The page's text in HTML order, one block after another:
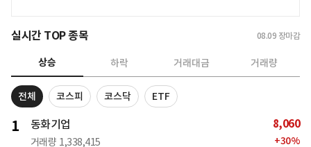
실시간 TOP 종목 08.09 장마감
상승 하락 거래대금 거래량
전체 코스피 코스닥 ETF
1 동화기업
거래량 1,338,415
8,060
+30%